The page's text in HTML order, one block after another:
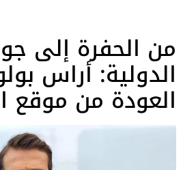
من الحفرة إلى
الدولية: أراس
العودة من موقع